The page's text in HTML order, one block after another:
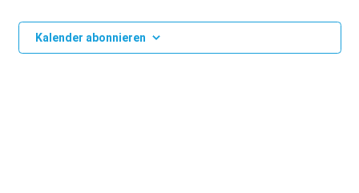
Kalender abonnieren